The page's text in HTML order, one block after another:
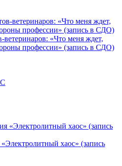
ветеринаров: «Что меня ждет,
профессии» (запись в СДО)
хаос» (запись